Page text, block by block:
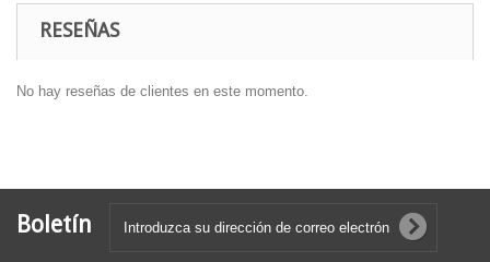
RESEÑAS
No hay reseñas de clientes en este momento.
Boletín